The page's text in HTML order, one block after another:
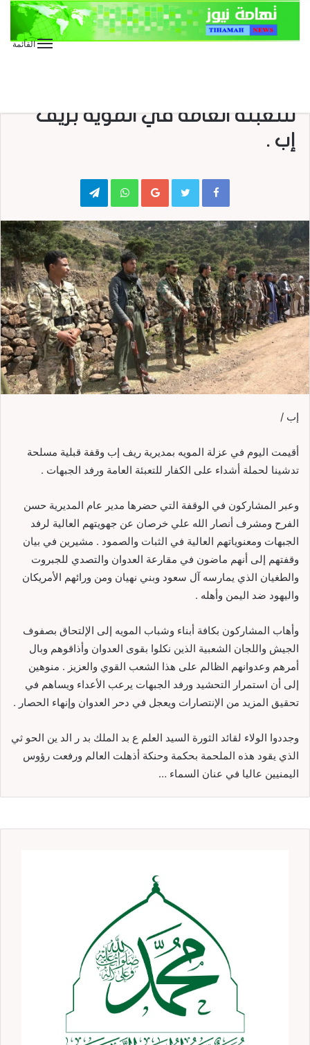
القائمة
للتعبئة العامة في المويه بريف
إب .
Google+
WhatsApp
Telegram
إب /
أقيمت اليوم في عزلة المويه بمديرية ريف إب وقفة قبلية مسلحة
تدشينا لحملة أشداء على الكفار للتعبئة العامة ورفد الجبهات .
وعبر المشاركون في الوقفة التي حضرها مدير عام المديرية حسن
الفرح ومشرف أنصار الله علي خرصان عن جهويتهم العالية لرفد
الجبهات ومعنوياتهم العالية في الثبات والصمود . مشيرين في بيان
وقفتهم إلى أنهم ماضون في مقارعة العدوان والتصدي للجبروت
والطغيان الذي يمارسه آل سعود وبني نهيان ومن ورائهم الأمريكان
واليهود ضد اليمن وأهله .
وأهاب المشاركون بكافة أبناء وشباب المويه إلى الإلتحاق بصفوف
الجيش واللجان الشعبية الذين نكلوا بقوى العدوان وأذاقوهم وبال
أمرهم وعدوانهم الظالم على هذا الشعب القوي والعزيز . منوهين
إلى أن استمرار التحشيد ورفد الجبهات يرعب الأعداء ويساهم في
تحقيق المزيد من الإنتصارات ويعجل في دحر العدوان وإنهاء الحصار .
وجددوا الولاء لقائد الثورة السيد العلم ع بد الملك بد ر الد ين الحو ثي
الذي يقود هذه الملحمة بحكمة وحنكة أذهلت العالم ورفعت رؤوس
اليمنيين عاليا في عنان السماء …